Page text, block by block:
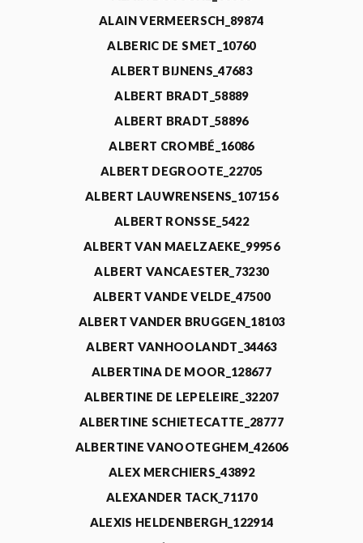
ALAIN VERMEERSCH_89874
ALBERIC DE SMET_10760
ALBERT BIJNENS_47683
ALBERT BRADT_58889
ALBERT BRADT_58896
ALBERT CROMBÉ_16086
ALBERT DEGROOTE_22705
ALBERT LAUWRENSENS_107156
ALBERT RONSSE_5422
ALBERT VAN MAELZAEKE_99956
ALBERT VANCAESTER_73230
ALBERT VANDE VELDE_47500
ALBERT VANDER BRUGGEN_18103
ALBERT VANHOOLANDT_34463
ALBERTINA DE MOOR_128677
ALBERTINE DE LEPELEIRE_32207
ALBERTINE SCHIETECATTE_28777
ALBERTINE VANOOTEGHEM_42606
ALEX MERCHIERS_43892
ALEXANDER TACK_71170
ALEXIS HELDENBERGH_122914